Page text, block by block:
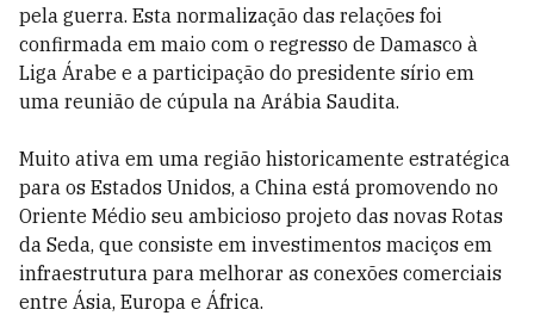
pela guerra. Esta normalização das relações foi
confirmada em maio com o regresso de Damasco à
Liga Árabe e a participação do presidente sírio em
uma reunião de cúpula na Arábia Saudita.
Muito ativa em uma região historicamente estratégica
para os Estados Unidos, a China está promovendo no
Oriente Médio seu ambicioso projeto das novas Rotas
da Seda, que consiste em investimentos maciços em
infraestrutura para melhorar as conexões comerciais
entre Ásia, Europa e África.